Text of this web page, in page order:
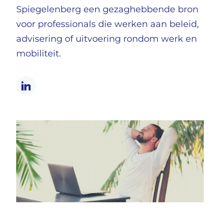
Spiegelenberg een gezaghebbende bron
voor professionals die werken aan beleid,
advisering of uitvoering rondom werk en
mobiliteit.